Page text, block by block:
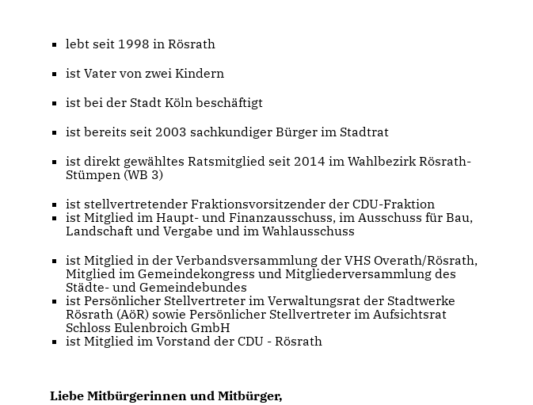
lebt seit 1998 in Rösrath
ist Vater von zwei Kindern
ist bei der Stadt Köln beschäftigt
ist bereits seit 2003 sachkundiger Bürger im Stadtrat
ist direkt gewähltes Ratsmitglied seit 2014 im Wahlbezirk Rösrath-
Stümpen (WB 3)
ist stellvertretender Fraktionsvorsitzender der CDU-Fraktion
ist Mitglied im Haupt- und Finanzausschuss, im Ausschuss für Bau,
Landschaft und Vergabe und im Wahlausschuss
ist Mitglied in der Verbandsversammlung der VHS Overath/Rösrath,
Mitglied im Gemeindekongress und Mitgliederversammlung des
Städte- und Gemeindebundes
ist Persönlicher Stellvertreter im Verwaltungsrat der Stadtwerke
Rösrath (AöR) sowie Persönlicher Stellvertreter im Aufsichtsrat
Schloss Eulenbroich GmbH
ist Mitglied im Vorstand der CDU - Rösrath
Liebe Mitbürgerinnen und Mitbürger,